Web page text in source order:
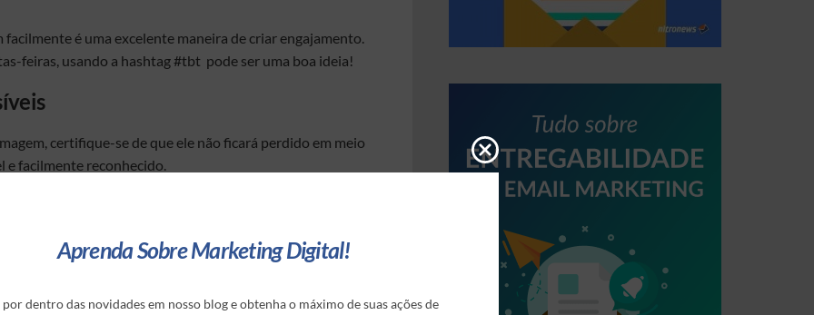
é uma excelente maneira de criar engajamento.
feiras, usando a hashtag #tbt pode ser uma boa ideia!
certifique-se de que ele não ficará perdido em meio
e facilmente reconhecido.
e fotografá-los de cima é conhecida como knolling,
blogueiros. Use e abuse do knolling para criar imagens
Aprenda Sobre Marketing Digital!
por dentro das novidades em nosso blog e obtenha o máximo de suas ações de